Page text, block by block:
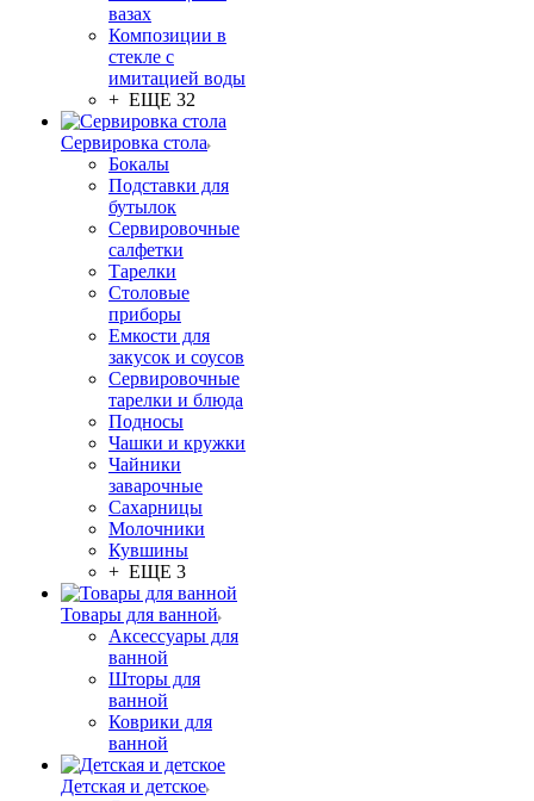
вазах
Композиции в
стекле с
имитацией воды
+ ЕЩЕ 32
Сервировка стола
Бокалы
Подставки для
бутылок
Сервировочные
салфетки
Тарелки
Столовые
приборы
Емкости для
закусок и соусов
Сервировочные
тарелки и блюда
Подносы
Чашки и кружки
Чайники
заварочные
Сахарницы
Молочники
Кувшины
+ ЕЩЕ 3
Товары для ванной
Аксессуары для
ванной
Шторы для
ванной
Коврики для
ванной
Детская и детское